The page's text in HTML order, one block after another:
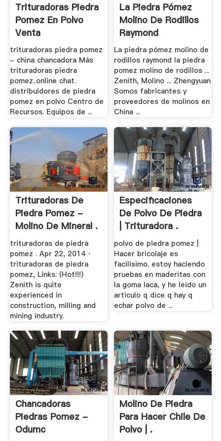
Trituradoras Piedra
Pomez En Polvo
Venta
trituradoras piedra pomez
- china chancadora Más
trituradoras piedra
pomez..online chat.
distribuidores de piedra
pomez en polvo Centro de
Recursos. Equipos de ...
La Piedra Pómez
Molino De Rodillos
Raymond
La piedra pómez molino de
rodillos raymond la piedra
pomez molino de rodillos ...
Zenith, Molino ... Zhengyuan
Somos fabricantes y
proveedores de molinos en
China ...
Trituradoras De
Piedra Pomez -
Molino De Mineral .
trituradoras de piedra
pomez . Apr 22, 2014 ·
trituradoras de piedra
pomez, Links: (Hot!!!)
Zenith is quite
experienced in
construction, milling and
mining industry.
Especificaciones
De Polvo De Piedra
| Trituradora .
polvo de piedra pomez |
Hacer bricolaje es
facilisimo. estoy haciendo
pruebas en maderitas con
la goma laca, y he leido un
articulo q dice q hay q
echar polvo de ...
Chancadoras
Piedras Pomez -
Odumc
Molino De Piedra
Para Hacer Chile De
Polvo | .